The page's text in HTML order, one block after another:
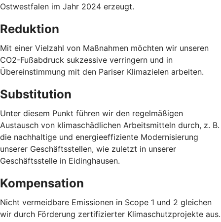
Ostwestfalen im Jahr 2024 erzeugt.
Reduktion
Mit einer Vielzahl von Maßnahmen möchten wir unseren
CO2-Fußabdruck sukzessive verringern und in
Übereinstimmung mit den Pariser Klimazielen arbeiten.
Substitution
Unter diesem Punkt führen wir den regelmäßigen
Austausch von klimaschädlichen Arbeitsmitteln durch, z. B.
die nachhaltige und energieeffiziente Modernisierung
unserer Geschäftsstellen, wie zuletzt in unserer
Geschäftsstelle in Eidinghausen.
Kompensation
Nicht vermeidbare Emissionen in Scope 1 und 2 gleichen
wir durch Förderung zertifizierter Klimaschutzprojekte aus.